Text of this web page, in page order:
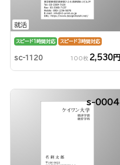
就活
スピード1時間対応 スピード3時間対応
sc-1120 100枚 2,530円
s-0004